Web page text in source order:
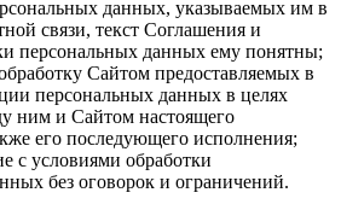
данных, указываемых им в
связи, текст Соглашения и
персональных данных ему понятны;
Сайтом предоставляемых в
персональных данных в целях
ним и Сайтом настоящего
его последующего исполнения;
с условиями обработки
без оговорок и ограничений.